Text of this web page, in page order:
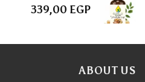
339,00 EGP
ABOUT US